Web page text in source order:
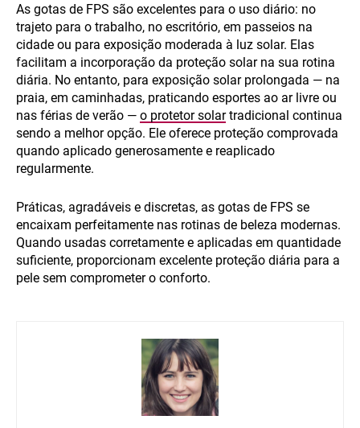
As gotas de FPS são excelentes para o uso diário: no
trajeto para o trabalho, no escritório, em passeios na
cidade ou para exposição moderada à luz solar. Elas
facilitam a incorporação da proteção solar na sua rotina
diária. No entanto, para exposição solar prolongada — na
praia, em caminhadas, praticando esportes ao ar livre ou
nas férias de verão — o protetor solartradicional continua
sendo a melhor opção. Ele oferece proteção comprovada
quando aplicado generosamente e reaplicado
regularmente.
Práticas, agradáveis e discretas, as gotas de FPS se
encaixam perfeitamente nas rotinas de beleza modernas.
Quando usadas corretamente e aplicadas em quantidade
suficiente, proporcionam excelente proteção diária para a
pele sem comprometer o conforto.